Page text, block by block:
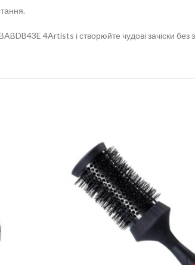
4Artists і створюйте чудові зачіски без